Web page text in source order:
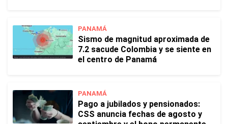
PANAMÁ
Sismo de magnitud aproximada de
7.2 sacude Colombia y se siente en
el centro de Panamá
PANAMÁ
Pago a jubilados y pensionados:
CSS anuncia fechas de agosto y